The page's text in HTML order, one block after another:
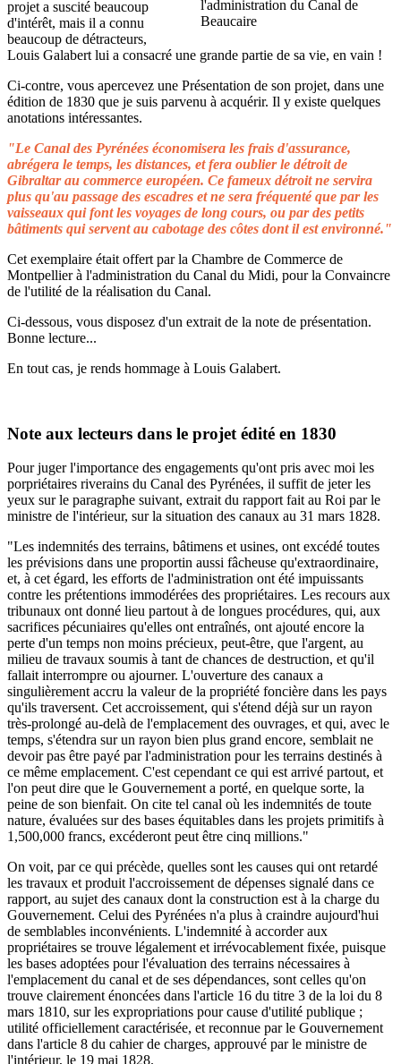
projet a suscité beaucoup
d'intérêt, mais il a connu
beaucoup de détracteurs,
Louis Galabert lui a consacré une grande partie de sa vie, en vain !
Ci-contre, vous apercevez une Présentation de son projet, dans une
édition de 1830 que je suis parvenu à acquérir. Il y existe quelques
anotations intéressantes.
"Le Canal des Pyrénées économisera les frais d'assurance,
abrégera le temps, les distances, et fera oublier le détroit de
Gibraltar au commerce européen. Ce fameux détroit ne servira
plus qu'au passage des escadres et ne sera fréquenté que par les
vaisseaux qui font les voyages de long cours, ou par des petits
bâtiments qui servent au cabotage des côtes dont il est environné."
Cet exemplaire était offert par la Chambre de Commerce de
Montpellier à l'administration du Canal du Midi, pour la Convaincre
de l'utilité de la réalisation du Canal.
Ci-dessous, vous disposez d'un extrait de la note de présentation.
Bonne lecture...
En tout cas, je rends hommage à Louis Galabert.
Note aux lecteurs dans le projet édité en 1830
Pour juger l'importance des engagements qu'ont pris avec moi les
porpriétaires riverains du Canal des Pyrénées, il suffit de jeter les
yeux sur le paragraphe suivant, extrait du rapport fait au Roi par le
ministre de l'intérieur, sur la situation des canaux au 31 mars 1828.
"Les indemnités des terrains, bâtimens et usines, ont excédé toutes
les prévisions dans une proportin aussi fâcheuse qu'extraordinaire,
et, à cet égard, les efforts de l'administration ont été impuissants
contre les prétentions immodérées des propriétaires. Les recours aux
tribunaux ont donné lieu partout à de longues procédures, qui, aux
sacrifices pécuniaires qu'elles ont entraînés, ont ajouté encore la
perte d'un temps non moins précieux, peut-être, que l'argent, au
milieu de travaux soumis à tant de chances de destruction, et qu'il
fallait interrompre ou ajourner. L'ouverture des canaux a
singulièrement accru la valeur de la propriété foncière dans les pays
qu'ils traversent. Cet accroissement, qui s'étend déjà sur un rayon
très-prolongé au-delà de l'emplacement des ouvrages, et qui, avec le
temps, s'étendra sur un rayon bien plus grand encore, semblait ne
devoir pas être payé par l'administration pour les terrains destinés à
ce même emplacement. C'est cependant ce qui est arrivé partout, et
l'on peut dire que le Gouvernement a porté, en quelque sorte, la
peine de son bienfait. On cite tel canal où les indemnités de toute
nature, évaluées sur des bases équitables dans les projets primitifs à
1,500,000 francs, excéderont peut être cinq millions."
On voit, par ce qui précède, quelles sont les causes qui ont retardé
les travaux et produit l'accroissement de dépenses signalé dans ce
rapport, au sujet des canaux dont la construction est à la charge du
Gouvernement. Celui des Pyrénées n'a plus à craindre aujourd'hui
de semblables inconvénients. L'indemnité à accorder aux
propriétaires se trouve légalement et irrévocablement fixée, puisque
les bases adoptées pour l'évaluation des terrains nécessaires à
l'emplacement du canal et de ses dépendances, sont celles qu'on
trouve clairement énoncées dans l'article 16 du titre 3 de la loi du 8
mars 1810, sur les expropriations pour cause d'utilité publique ;
utilité officiellement caractérisée, et reconnue par le Gouvernement
dans l'article 8 du cahier de charges, approuvé par le ministre de
l'intérieur, le 19 mai 1828.